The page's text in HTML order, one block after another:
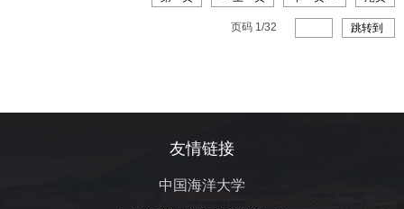
页码 1/32 跳转到
友情链接
中国海洋大学